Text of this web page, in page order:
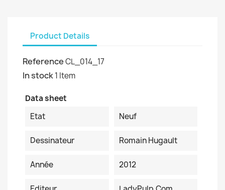
Product Details
ReferenceCL_014_17
In stock1 Item
Data sheet
Etat
Neuf
Dessinateur Romain Hugault
Année 2012